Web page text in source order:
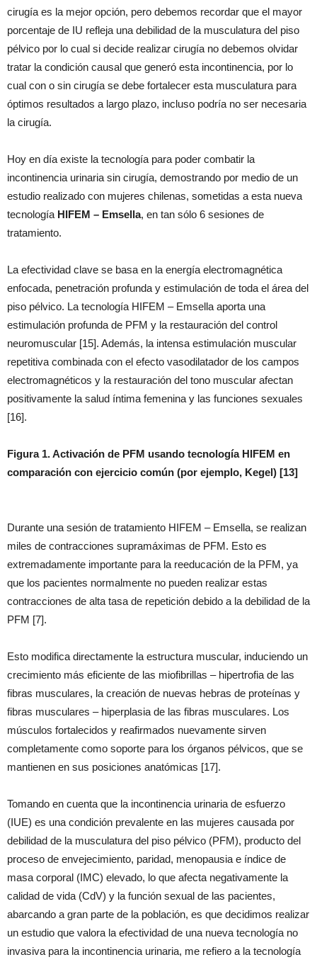
cirugía es la mejor opción, pero debemos recordar que el mayor
porcentaje de IU refleja una debilidad de la musculatura del piso
pélvico por lo cual si decide realizar cirugía no debemos olvidar
tratar la condición causal que generó esta incontinencia, por lo
cual con o sin cirugía se debe fortalecer esta musculatura para
óptimos resultados a largo plazo, incluso podría no ser necesaria
la cirugía.
Hoy en día existe la tecnología para poder combatir la
incontinencia urinaria sin cirugía, demostrando por medio de un
estudio realizado con mujeres chilenas, sometidas a esta nueva
tecnología HIFEM – Emsella, en tan sólo 6 sesiones de
tratamiento.
La efectividad clave se basa en la energía electromagnética
enfocada, penetración profunda y estimulación de toda el área del
piso pélvico. La tecnología HIFEM – Emsella aporta una
estimulación profunda de PFM y la restauración del control
neuromuscular [15]. Además, la intensa estimulación muscular
repetitiva combinada con el efecto vasodilatador de los campos
electromagnéticos y la restauración del tono muscular afectan
positivamente la salud íntima femenina y las funciones sexuales
[16].
Figura 1. Activación de PFM usando tecnología HIFEM en
comparación con ejercicio común (por ejemplo, Kegel) [13]
Durante una sesión de tratamiento HIFEM – Emsella, se realizan
miles de contracciones supramáximas de PFM. Esto es
extremadamente importante para la reeducación de la PFM, ya
que los pacientes normalmente no pueden realizar estas
contracciones de alta tasa de repetición debido a la debilidad de la
PFM [7].
Esto modifica directamente la estructura muscular, induciendo un
crecimiento más eficiente de las miofibrillas – hipertrofia de las
fibras musculares, la creación de nuevas hebras de proteínas y
fibras musculares – hiperplasia de las fibras musculares. Los
músculos fortalecidos y reafirmados nuevamente sirven
completamente como soporte para los órganos pélvicos, que se
mantienen en sus posiciones anatómicas [17].
Tomando en cuenta que la incontinencia urinaria de esfuerzo
(IUE) es una condición prevalente en las mujeres causada por
debilidad de la musculatura del piso pélvico (PFM), producto del
proceso de envejecimiento, paridad, menopausia e índice de
masa corporal (IMC) elevado, lo que afecta negativamente la
calidad de vida (CdV) y la función sexual de las pacientes,
abarcando a gran parte de la población, es que decidimos realizar
un estudio que valora la efectividad de una nueva tecnología no
invasiva para la incontinencia urinaria, me refiero a la tecnología